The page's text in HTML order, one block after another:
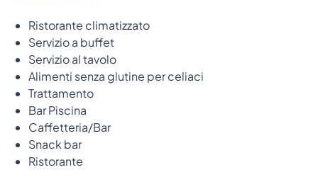
Ristorante climatizzato
Servizio a buffet
Servizio al tavolo
Alimenti senza glutine per celiaci
Trattamento
Bar Piscina
Caffetteria/Bar
Snack bar
Ristorante